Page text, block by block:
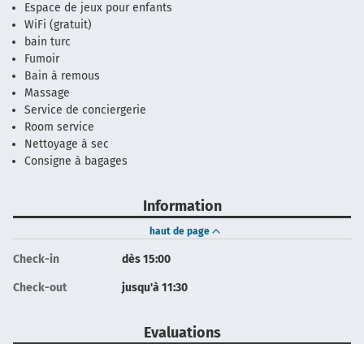
Espace de jeux pour enfants
WiFi (gratuit)
bain turc
Fumoir
Bain à remous
Massage
Service de conciergerie
Room service
Nettoyage à sec
Consigne à bagages
Information
haut de page
Check-in dès 15:00
Check-out jusqu'à 11:30
Evaluations